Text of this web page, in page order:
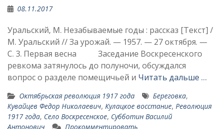
08.11.2017
Уральский, М. Незабываемые годы : рассказ [Текст] /
М. Уральский // За урожай. — 1957. — 27 октября. —
С. 3. Первая весна Заседание Воскресенского
рев­кома затянулось до полуночи, об­суждался
вопрос о разделе поме­щичьей и Читать дальше …
Октябрьская революция 1917 года Береговка,
Кувайцев Федор Николаевич, Кулацкое восстание, Революция
1917 года, Село Воскресенское, Суб­ботин Василий
Антонович
Прокомментировать